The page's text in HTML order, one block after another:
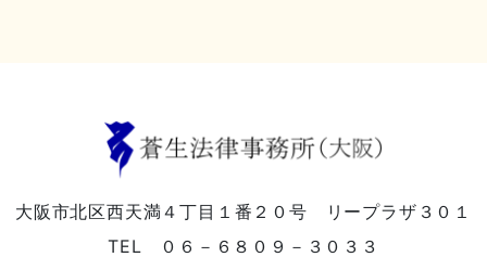
大阪市北区西天満４丁目１番２０号 リープラザ３０１
TEL ０６－６８０９－３０３３